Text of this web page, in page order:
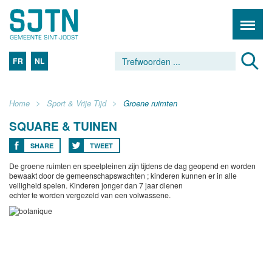
FR NL
Home Sport & Vrije Tijd Groene ruimten
SQUARE & TUINEN
SHARE TWEET
De groene ruimten en speelpleinen zijn tijdens de dag geopend en worden
bewaakt door de gemeenschapswachten ; kinderen kunnen er in alle
veiligheid spelen. Kinderen jonger dan 7 jaar dienen
echter te worden vergezeld van een volwassene.